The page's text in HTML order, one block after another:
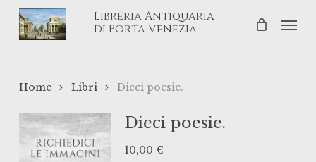
Skip
Libreria Antiquaria
di Porta Venezia
Home Libri Dieci poesie.
Dieci poesie.
10,00 €